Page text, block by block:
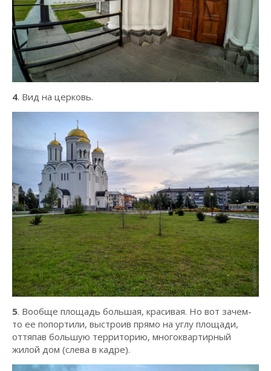
4. Вид на церковь.
5. Вообще площадь большая, красивая. Но вот зачем-
то ее попортили, выстроив прямо на углу площади,
оттяпав большую территорию, многоквартирный
жилой дом (слева в кадре).